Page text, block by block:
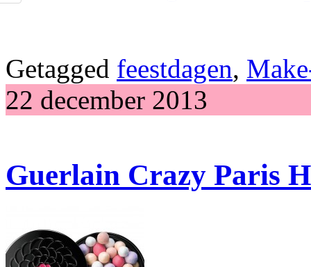
Getagged feestdagen,
22 december 2013
Guerlain Crazy Paris